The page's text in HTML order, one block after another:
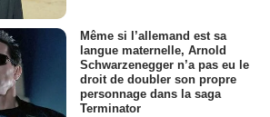
Même si l’allemand est sa
langue maternelle, Arnold
Schwarzenegger n’a pas eu le
droit de doubler son propre
personnage dans la saga
Terminator